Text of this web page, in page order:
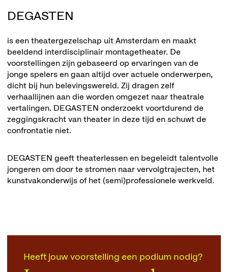
DEGASTEN
is een theatergezelschap uit Amsterdam en maakt
beeldend interdisciplinair montagetheater. De
voorstellingen zijn gebaseerd op ervaringen van de
jonge spelers en gaan altijd over actuele onderwerpen,
dicht bij hun belevingswereld. Zij dragen zelf
verhaallijnen aan die worden omgezet naar theatrale
vertalingen. DEGASTEN onderzoekt voortdurend de
zeggingskracht van theater in deze tijd en schuwt de
confrontatie niet.
DEGASTEN geeft theaterlessen en begeleidt talentvolle
jongeren om door te stromen naar vervolgtrajecten, het
kunstvakonderwijs of het (semi)professionele werkveld.
Heeft jouw voorstelling een podium nodig?